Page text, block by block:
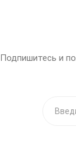
Подпишитесь и